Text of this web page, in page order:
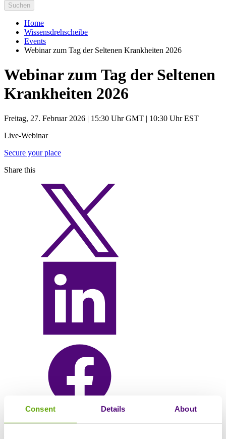
Consent Details About
Home
Wissensdrehscheibe
Events
Webinar zum Tag der Seltenen Krankheiten 2026
Webinar zum Tag der Seltenen
Krankheiten 2026
Freitag, 27. Februar 2026 | 15:30 Uhr GMT | 10:30 Uhr EST
Live-Webinar
Secure your place
Share this